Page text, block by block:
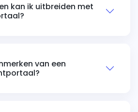
kan ik uitbreiden met
van een